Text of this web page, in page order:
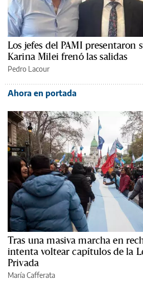
Los jefes del PAMI presentaron
Karina Milei frenó las salidas
Pedro Lacour
Ahora en portada
Tras una masiva marcha en
intenta voltear capítulos de la
Privada
María Cafferata